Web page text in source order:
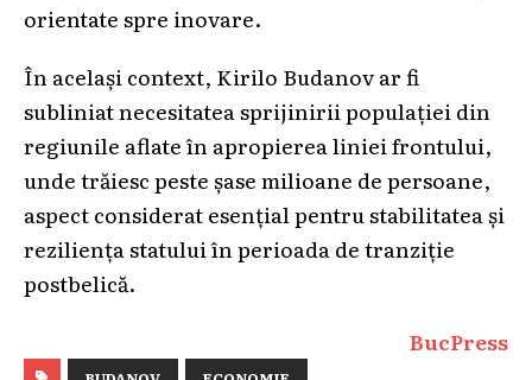
orientate spre inovare.
În același context, Kirilo Budanov ar fi
subliniat necesitatea sprijinirii populației din
regiunile aflate în apropierea liniei frontului,
unde trăiesc peste șase milioane de persoane,
aspect considerat esențial pentru stabilitatea și
reziliența statului în perioada de tranziție
postbelică.
BucPress